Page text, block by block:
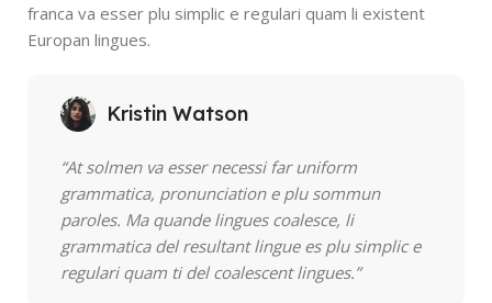
franca va esser plu simplic e regulari quam li existent
Europan lingues.
Kristin Watson
“At solmen va esser necessi far uniform
grammatica, pronunciation e plu sommun
paroles. Ma quande lingues coalesce, li
grammatica del resultant lingue es plu simplic e
regulari quam ti del coalescent lingues.”